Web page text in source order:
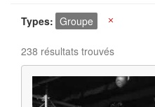
Types Groupe
238 résultats trouvés